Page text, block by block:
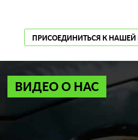
ПРИСОЕДИНИТЬСЯ К
ВИДЕО О НАС